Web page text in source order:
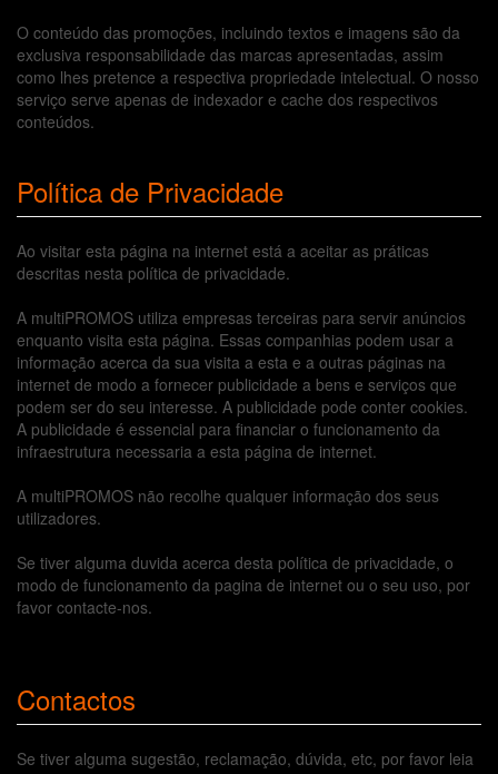
O conteúdo das promoções, incluindo textos e imagens são da
exclusiva responsabilidade das marcas apresentadas, assim
como lhes pretence a respectiva propriedade intelectual. O nosso
serviço serve apenas de indexador e cache dos respectivos
conteúdos.
Política de Privacidade
Ao visitar esta página na internet está a aceitar as práticas
descritas nesta política de privacidade.
A multiPROMOS utiliza empresas terceiras para servir anúncios
enquanto visita esta página. Essas companhias podem usar a
informação acerca da sua visita a esta e a outras páginas na
internet de modo a fornecer publicidade a bens e serviços que
podem ser do seu interesse. A publicidade pode conter cookies.
A publicidade é essencial para financiar o funcionamento da
infraestrutura necessaria a esta página de internet.
A multiPROMOS não recolhe qualquer informação dos seus
utilizadores.
Se tiver alguma duvida acerca desta política de privacidade, o
modo de funcionamento da pagina de internet ou o seu uso, por
favor contacte-nos.
Contactos
Se tiver alguma sugestão, reclamação, dúvida, etc, por favor leia